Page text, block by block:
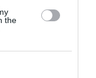
the
βγαίνει